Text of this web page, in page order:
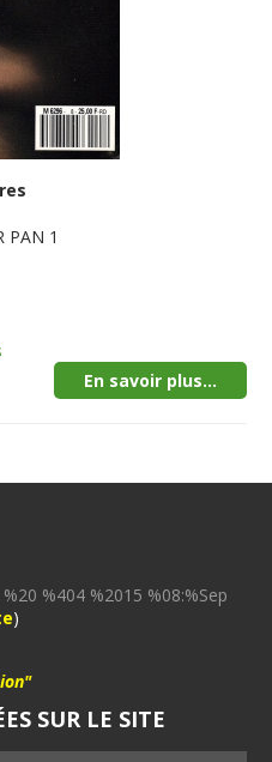
PAN 1
En savoir plus...
%404 %2015 %08:%Sep
)
SUR LE SITE